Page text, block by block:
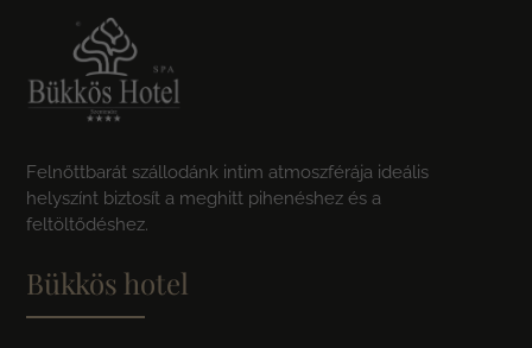
Felnőttbarát szállodánk intim atmoszférája ideális
helyszínt biztosít a meghitt pihenéshez és a
feltöltődéshez.
Bükkös hotel